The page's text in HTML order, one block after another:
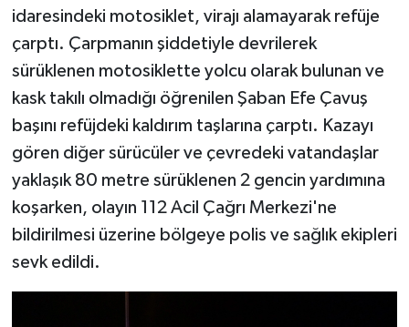
idaresindeki motosiklet, virajı alamayarak refüje
çarptı. Çarpmanın şiddetiyle devrilerek
sürüklenen motosiklette yolcu olarak bulunan ve
kask takılı olmadığı öğrenilen Şaban Efe Çavuş
başını refüjdeki kaldırım taşlarına çarptı. Kazayı
gören diğer sürücüler ve çevredeki vatandaşlar
yaklaşık 80 metre sürüklenen 2 gencin yardımına
koşarken, olayın 112 Acil Çağrı Merkezi'ne
bildirilmesi üzerine bölgeye polis ve sağlık ekipleri
sevk edildi.